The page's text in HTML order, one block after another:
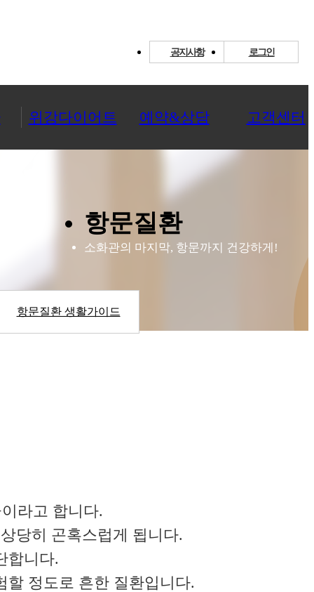
공지사항 로그인
위강다이어트 예약&상담 고객센터
항문질환
소화관의 마지막, 항문까지 건강하게!
항문질환 생활가이드
라고 합니다.
당히 곤혹스럽게 됩니다.
합니다.
할 정도로 흔한 질환입니다.